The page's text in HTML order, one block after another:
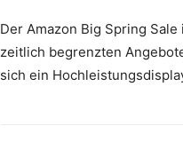
Der Amazon Big Spring
zeitlich begrenzten
sich ein